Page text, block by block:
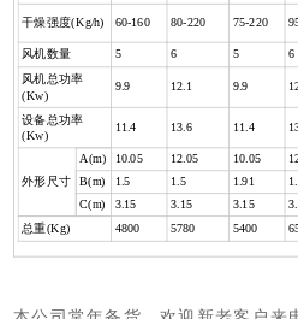
干燥强度(Kg/h) 60-160 80-220 75-220
风机数量 5 6 5 6
风机总功率
(Kw)
9.9 12.1 9.9
设备总功率
(Kw)
11.4 13.6 11.4
外形尺寸
A(m) 10.05 12.05 10.05
B(m)
1.5 1.5 1.91
C(m)
3.15 3.15 3.15
总重(Kg) 4800 5780 5400